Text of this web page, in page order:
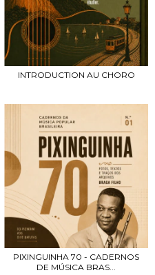
INTRODUCTION AU CHORO
PIXINGUINHA 70 - CADERNOS
DE MÚSICA BRAS...